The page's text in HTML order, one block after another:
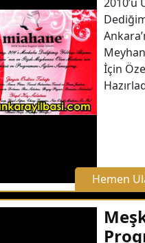
Hemen Arayın
Detaylı Bilgi Alın
İçin
Hemen
X
WhatsApp ile Bilgi Alın